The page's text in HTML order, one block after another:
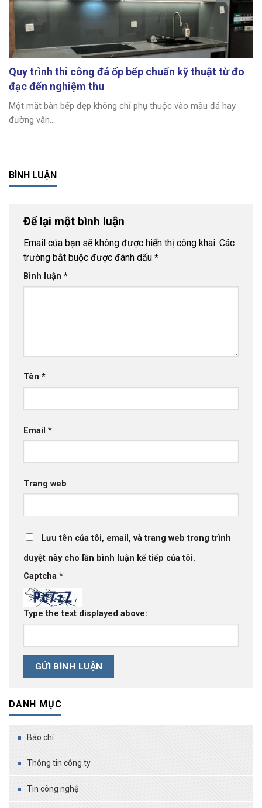
Quy trình thi công đá ốp bếp chuẩn kỹ thuật từ đo
đạc đến nghiệm thu
Một mặt bàn bếp đẹp không chỉ phụ thuộc vào màu đá hay
đường vân....
BÌNH LUẬN
Để lại một bình luận
Email của bạn sẽ không được hiển thị công khai. Các
trường bắt buộc được đánh dấu *
Bình luận *
Tên *
Email *
Trang web
Lưu tên của tôi, email, và trang web trong trình
duyệt này cho lần bình luận kế tiếp của tôi.
Captcha *
Type the text displayed above:
DANH MỤC
Báo chí
Thông tin công ty
Tin công nghệ